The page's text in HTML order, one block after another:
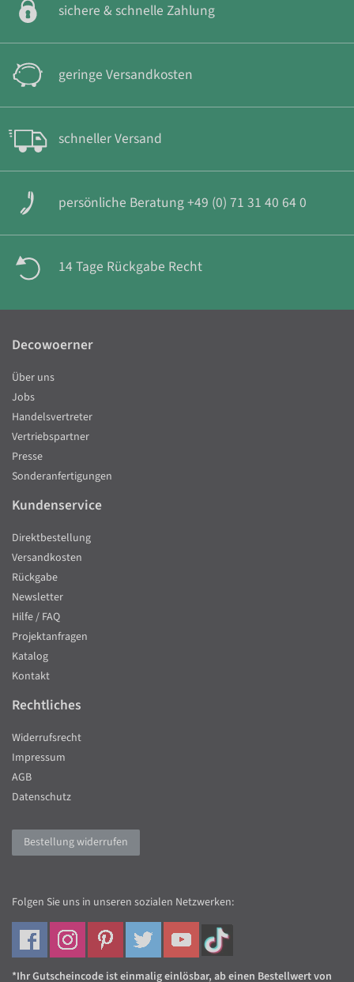
sichere & schnelle Zahlung
geringe Versandkosten
schneller Versand
persönliche Beratung +49 (0) 71 31 40 64 0
14 Tage Rückgabe Recht
Decowoerner
Über uns
Jobs
Handelsvertreter
Vertriebspartner
Presse
Sonderanfertigungen
Kundenservice
Direktbestellung
Versandkosten
Rückgabe
Newsletter
Hilfe / FAQ
Projektanfragen
Katalog
Kontakt
Rechtliches
Widerrufsrecht
Impressum
AGB
Datenschutz
Bestellung widerrufen
Folgen Sie uns in unseren sozialen Netzwerken:
*Ihr Gutscheincode ist einmalig einlösbar, ab einen Bestellwert von